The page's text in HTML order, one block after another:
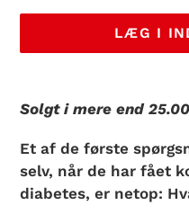
LÆG I
produkt
din
indkøbskurv
Solgt i mere end
Et af de første
selv, når de har fået
diabetes, er netop: